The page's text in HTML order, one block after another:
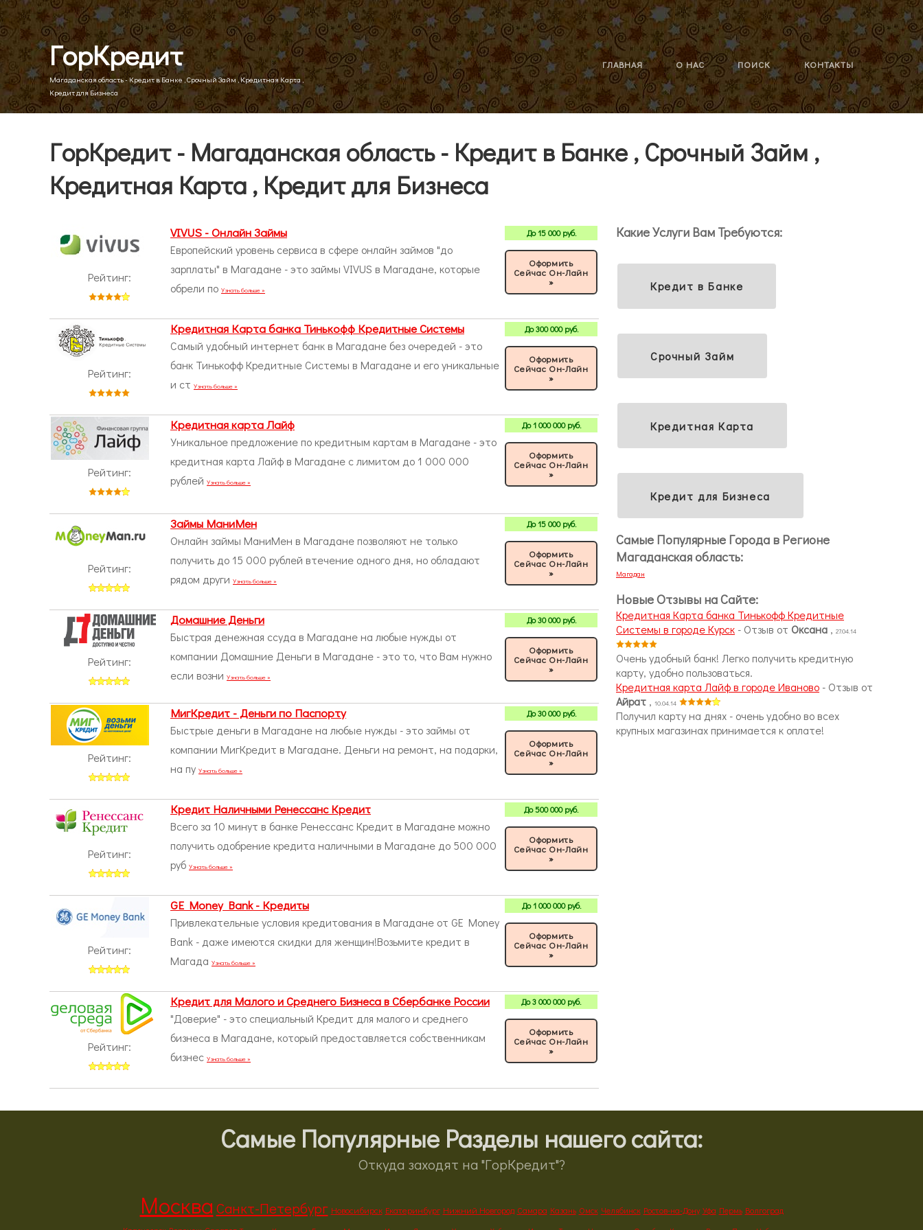
ГорКредит
Магаданская область - Кредит в Банке , Срочный Займ , Кредитная Карта ,
Кредит для Бизнеса
ГЛАВНАЯ О НАС ПОИСК КОНТАКТЫ
ГорКредит - Магаданская область - Кредит в Банке , Срочный Займ ,
Кредитная Карта , Кредит для Бизнеса
Рейтинг:
VIVUS - Онлайн Займы
Европейский уровень сервиса в сфере онлайн займов "до
зарплаты" в Магадане - это займы VIVUS в Магадане, которые
обрели по Узнать больше »
До15 000руб.
Оформить
Сейчас Он-Лайн
»
Рейтинг:
Кредитная Карта банка Тинькофф Кредитные Системы
Самый удобный интернет банк в Магадане без очередей - это
банк Тинькофф Кредитные Системы в Магадане и его уникальные
и ст Узнать больше »
До300 000руб.
Оформить
Сейчас Он-Лайн
»
Рейтинг:
Кредитная карта Лайф
Уникальное предложение по кредитным картам в Магадане - это
кредитная карта Лайф в Магадане с лимитом до 1 000 000
рублей Узнать больше »
До1 000 000руб.
Оформить
Сейчас Он-Лайн
»
Рейтинг:
Займы МаниМен
Онлайн займы МаниМен в Магадане позволяют не только
получить до 15 000 рублей втечение одного дня, но обладают
рядом други Узнать больше »
До15 000руб.
Оформить
Сейчас Он-Лайн
»
Рейтинг:
Домашние Деньги
Быстрая денежная ссуда в Магадане на любые нужды от
компании Домашние Деньги в Магадане - это то, что Вам нужно
если возни Узнать больше »
До30 000руб.
Оформить
Сейчас Он-Лайн
»
Рейтинг:
МигКредит - Деньги по Паспорту
Быстрые деньги в Магадане на любые нужды - это займы от
компании МигКредит в Магадане. Деньги на ремонт, на подарки,
на пу Узнать больше »
До30 000руб.
Оформить
Сейчас Он-Лайн
»
Рейтинг:
Кредит Наличными Ренессанс Кредит
Всего за 10 минут в банке Ренессанс Кредит в Магадане можно
получить одобрение кредита наличными в Магадане до 500 000
руб Узнать больше »
До500 000руб.
Оформить
Сейчас Он-Лайн
»
Рейтинг:
GE Money Bank - Кредиты
Привлекательные условия кредитования в Магадане от GE Money
Bank - даже имеются скидки для женщин!Возьмите кредит в
Магада Узнать больше »
До1 000 000руб.
Оформить
Сейчас Он-Лайн
»
Рейтинг:
Кредит для Малого и Среднего Бизнеса в Сбербанке России
"Доверие" - это специальный Кредит для малого и среднего
бизнеса в Магадане, который предоставляется cобственникам
бизнес Узнать больше »
До3 000 000руб.
Оформить
Сейчас Он-Лайн
»
Какие Услуги Вам Требуются:
Кредит в Банке
Срочный Займ
Кредитная Карта
Кредит для Бизнеса
Самые Популярные Города в Регионе
Магаданская область:
Магадан
Новые Отзывы на Сайте:
Кредитная Карта банка Тинькофф Кредитные
Системы в городе Курск - Отзыв от Оксана , 27.04.14
Очень удобный банк! Легко получить кредитную
карту, удобно пользоваться.
Кредитная карта Лайф в городе Иваново - Отзыв от
Айрат , 10.04.14
Получил карту на днях - очень удобно во всех
крупных магазинах принимается к оплате!
Самые Популярные Разделы нашего сайта:
Откуда заходят на "ГорКредит"?
Москва Санкт-Петербург Новосибирск Екатеринбург Нижний Новгород Самара Казань Омск Челябинск Ростов-на-Дону Уфа Пермь Волгоград